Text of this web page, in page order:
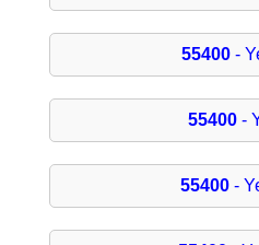
55400 -
55400 -
55400-